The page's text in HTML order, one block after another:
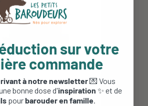
sur votre
commande
à notre newsletter💌 Vous
bonne dose d'inspiration ✨ et de
pourbarouder en famille.